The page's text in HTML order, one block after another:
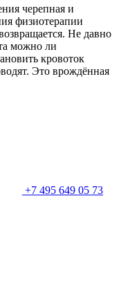
черепная и
физиотерапии
Не давно
можно ли
кровоток
Это врождённая
+7 495 649 05 73